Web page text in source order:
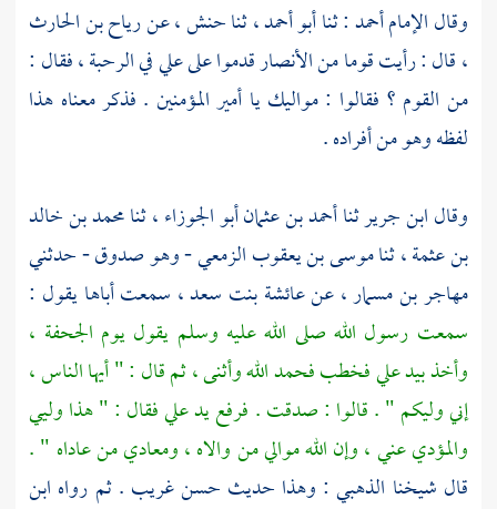
وقال الإمامأحمد: ثناأبو أحمد، ثناحنش، عنرياح بن الحارث
، قال : رأيت قوما من الأنصار قدموا علىعليفي الرحبة ، فقال :
من القوم ؟ فقالوا : مواليك يا أمير المؤمنين . فذكر معناه هذا
لفظه وهو من أفراده .
وقالابن جريرثناأحمد بن عثمان أبو الجوزاء، ثنامحمد بن خالد
بن عثمة، ثناموسى بن يعقوب الزمعي- وهو صدوق - حدثني
مهاجر بن مسمار، عنعائشة بنت سعد ، سمعت أباها يقول :
سمعت رسول الله صلى الله عليه وسلم يقول يوم الجحفة ،
وأخذ بيدعليفخطب فحمد الله وأثنى ، ثم قال : " أيها الناس ،
إني وليكم " . قالوا : صدقت . فرفع يدعليفقال : " هذا وليي
والمؤدي عني ، وإن الله موالي من والاه ، ومعادي من عاداه " .
قال شيخنا الذهبي : وهذا حديث حسن غريب . ثم رواه ابن